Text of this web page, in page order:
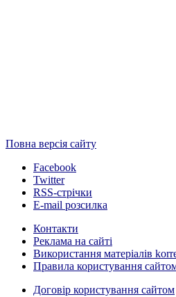
Повна версія сайту
Facebook
Twitter
RSS-стрічки
E-mail розсилка
Контакти
Реклама на сайті
Використання матеріалів
Правила користування
Договір користування сайтом